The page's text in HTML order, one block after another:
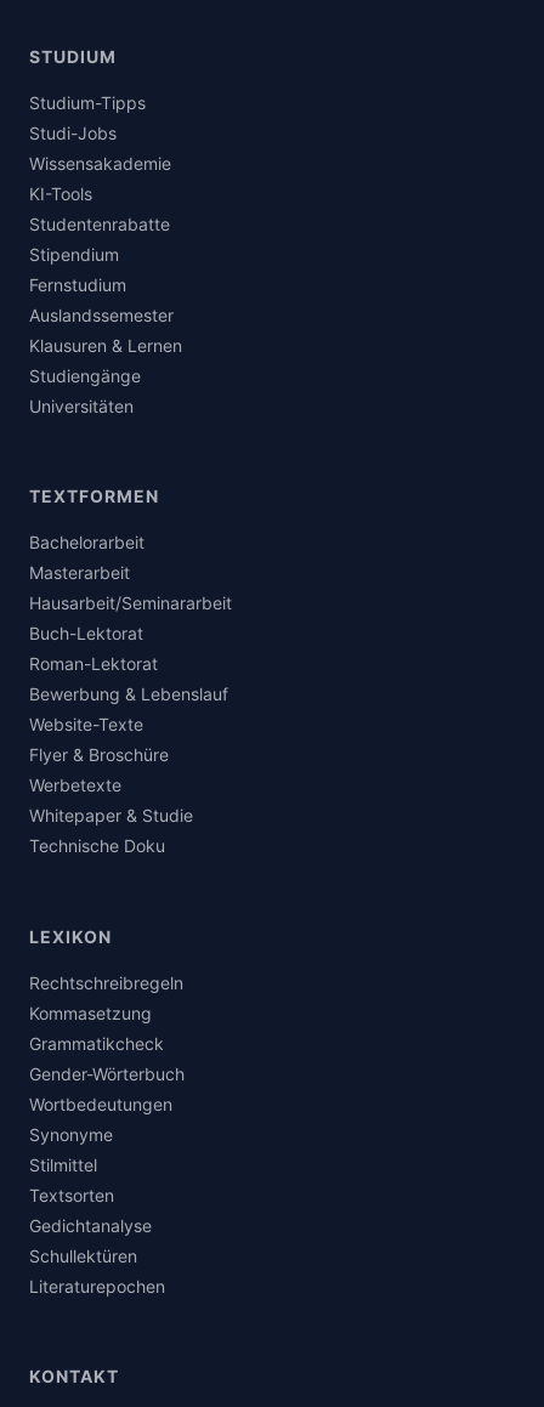
STUDIUM
Studium-Tipps
Studi-Jobs
Wissensakademie
KI-Tools
Studentenrabatte
Stipendium
Fernstudium
Auslandssemester
Klausuren & Lernen
Studiengänge
Universitäten
TEXTFORMEN
Bachelorarbeit
Masterarbeit
Hausarbeit/Seminararbeit
Buch-Lektorat
Roman-Lektorat
Bewerbung & Lebenslauf
Website-Texte
Flyer & Broschüre
Werbetexte
Whitepaper & Studie
Technische Doku
LEXIKON
Rechtschreibregeln
Kommasetzung
Grammatikcheck
Gender-Wörterbuch
Wortbedeutungen
Synonyme
Stilmittel
Textsorten
Gedichtanalyse
Schullektüren
Literaturepochen
KONTAKT